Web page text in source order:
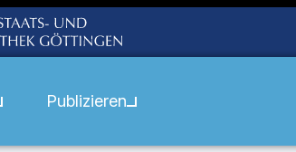
Publizieren